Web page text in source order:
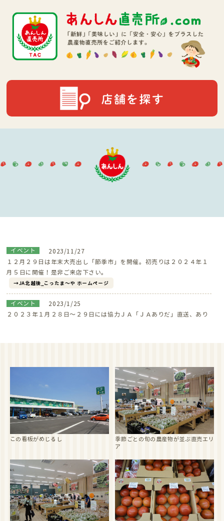
2023/11/27
イベント
１２月２９日は年末大売出し「節季市」を開催。初売りは２０２４年１
月５日に開催！是非ご来店下さい。
JA北越後_こったま～や ホームページ
2023/1/25
イベント
２０２３年１月２８日～２９日には協力ＪＡ「ＪＡありだ」直送、あり
2022年9月16日～23日には「お彼岸フェア」を開催。是非ご来店下さ
JA北越後_こったま～や ホームページ
2022/8/25
イベント
2022年8月25日～28日には「しばた祭りフェア」を開催。是非ご来店下
さい。
JA北越後_こったま～や ホームページ
2022/5/2
イベント
2022年5月3日～8日には「ゴールデンウィークフェア」を開催。
6日～8日は特別企画「ポイント3倍デー」。是非ご来店下さい。
JA北越後農産物直売所こったま～や
2022年_ゴールデンウィークフェア
2022/4/22
イベント
2022年5月1日～8日には「ゴールデンウィークフェア」を開催。
この看板がめじるし
季節ごとの旬の農産物が並ぶ直売エリ
ア